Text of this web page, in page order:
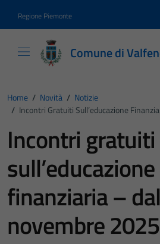
Regione Piemonte
Comune di
Home / Novità / Notizie
/ Incontri Gratuiti Sull’educazione
Incontri gratuiti
sull’educazione
finanziaria –
novembre 2025